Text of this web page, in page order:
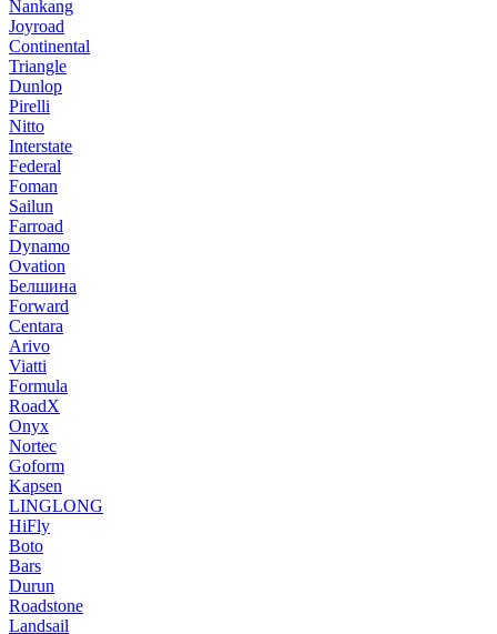
Nankang
Joyroad
Continental
Triangle
Dunlop
Pirelli
Nitto
Interstate
Federal
Foman
Sailun
Farroad
Dynamo
Ovation
Белшина
Forward
Centara
Arivo
Viatti
Formula
RoadX
Onyx
Nortec
Goform
Kapsen
LINGLONG
HiFly
Boto
Bars
Durun
Roadstone
Landsail